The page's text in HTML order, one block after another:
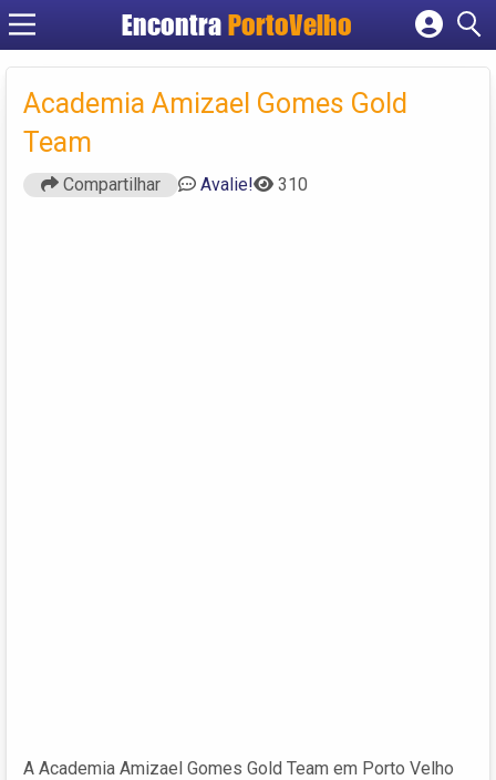
EncontraPortoVelho
Cadastrar empresa
Criar conta
Academia Amizael Gomes Gold
Team
Compartilhar Avalie! 310
A Academia Amizael Gomes Gold Team em Porto Velho